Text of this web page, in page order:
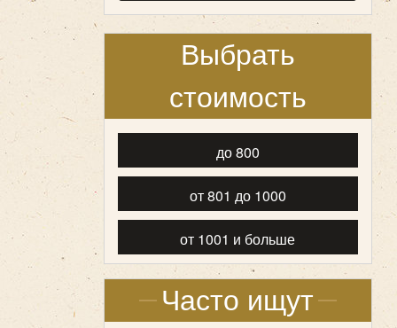
Выбрать
стоимость
до 800
от 801 до 1000
от 1001 и больше
Часто ищут